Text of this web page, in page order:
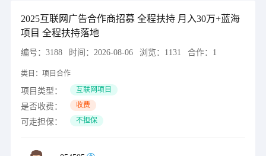
2025互联网广告合作商招募 全程扶持 月入30万+蓝海
项目 全程扶持落地
编号： 3188 时间： 2026-08-06 浏览： 1131 合作： 1
类目： 项目合作
项目类型： 互联网项目
是否收费： 收费
可走担保： 不担保